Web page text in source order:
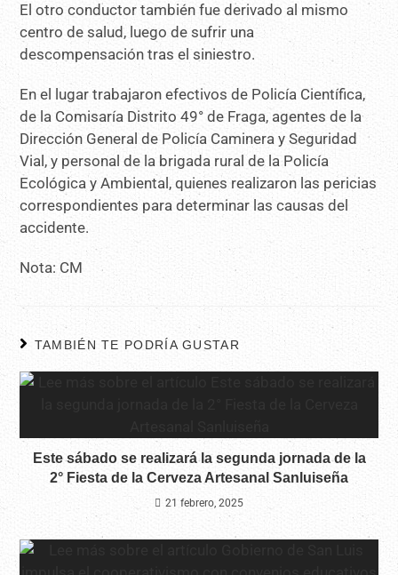
El otro conductor también fue derivado al mismo
centro de salud, luego de sufrir una
descompensación tras el siniestro.
En el lugar trabajaron efectivos de Policía Científica,
de la Comisaría Distrito 49° de Fraga, agentes de la
Dirección General de Policía Caminera y Seguridad
Vial, y personal de la brigada rural de la Policía
Ecológica y Ambiental, quienes realizaron las pericias
correspondientes para determinar las causas del
accidente.
Nota: CM
TAMBIÉN TE PODRÍA GUSTAR
Este sábado se realizará la segunda jornada de la
2° Fiesta de la Cerveza Artesanal Sanluiseña
21 febrero, 2025